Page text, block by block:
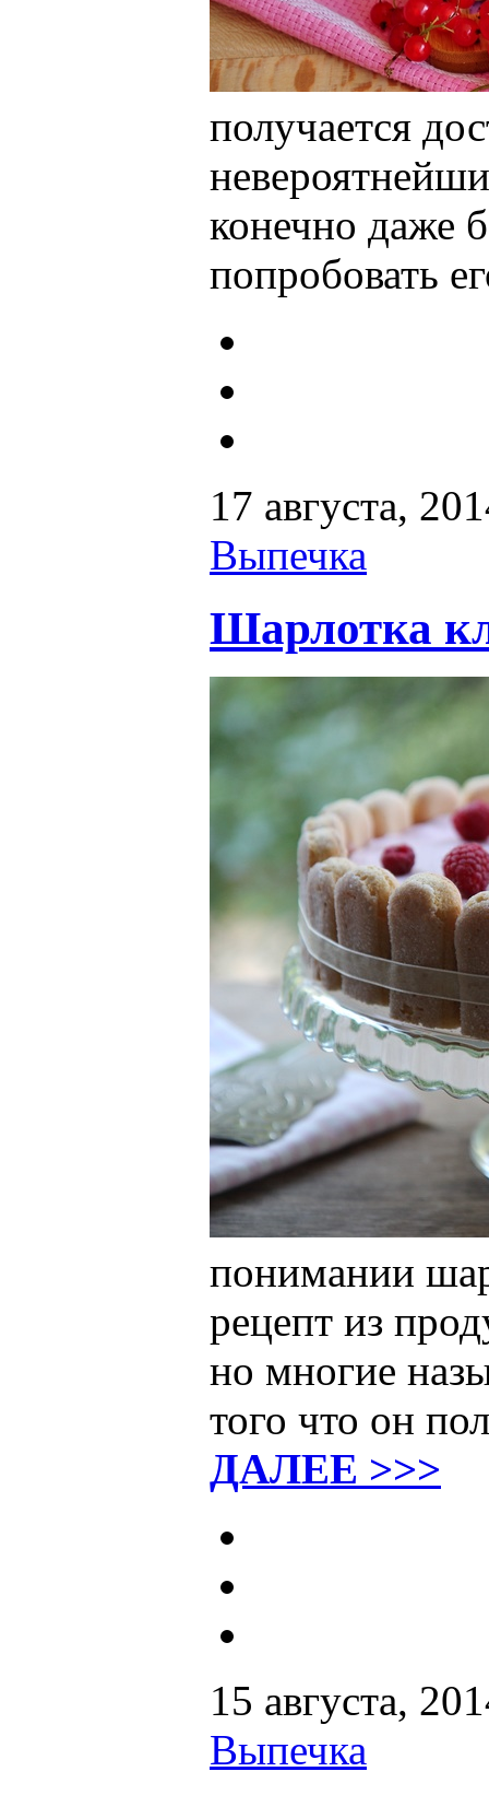
получается
конечно даже
попробовать
17 августа,
Выпечка
Шарлотка
понимании
рецепт из
но многие
того что он
ДАЛЕЕ >>>
15 августа,
Выпечка